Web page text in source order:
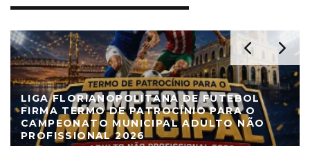
LIGA FLORIANOPOLITANA DE FUTEBOL
FIRMA TERMO DE PATROCÍNIO PARA O
CAMPEONATO MUNICIPAL ADULTO NÃO
PROFISSIONAL 2026